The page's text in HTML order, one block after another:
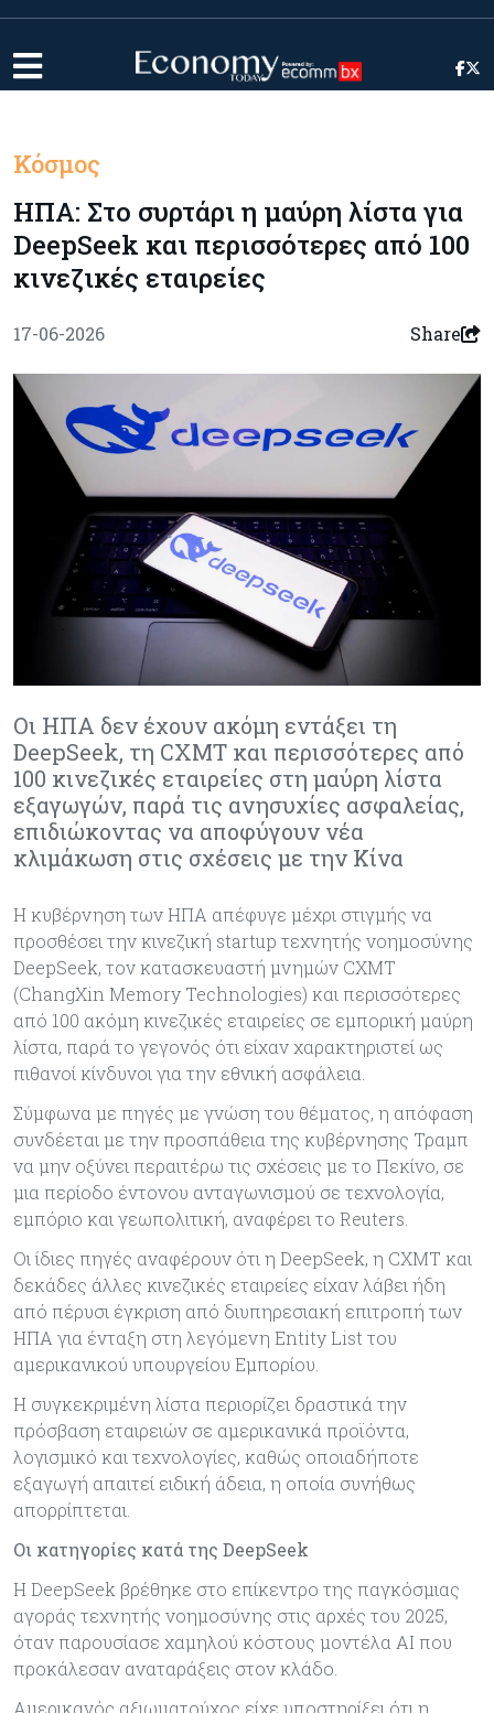
Κόσμος
ΗΠΑ: Στο συρτάρι η μαύρη λίστα για
DeepSeek και περισσότερες από 100
κινεζικές εταιρείες
17-06-2026 Share
Οι ΗΠΑ δεν έχουν ακόμη εντάξει τη
DeepSeek, τη CXMT και περισσότερες από
100 κινεζικές εταιρείες στη μαύρη λίστα
εξαγωγών, παρά τις ανησυχίες ασφαλείας,
επιδιώκοντας να αποφύγουν νέα
κλιμάκωση στις σχέσεις με την Κίνα
Η κυβέρνηση των ΗΠΑ απέφυγε μέχρι στιγμής να
προσθέσει την κινεζική startup τεχνητής νοημοσύνης
DeepSeek, τον κατασκευαστή μνημών CXMT
(ChangXin Memory Technologies) και περισσότερες
από 100 ακόμη κινεζικές εταιρείες σε εμπορική μαύρη
λίστα, παρά το γεγονός ότι είχαν χαρακτηριστεί ως
πιθανοί κίνδυνοι για την εθνική ασφάλεια.
Σύμφωνα με πηγές με γνώση του θέματος, η απόφαση
συνδέεται με την προσπάθεια της κυβέρνησης Τραμπ
να μην οξύνει περαιτέρω τις σχέσεις με το Πεκίνο, σε
μια περίοδο έντονου ανταγωνισμού σε τεχνολογία,
εμπόριο και γεωπολιτική, αναφέρει το Reuters.
Οι ίδιες πηγές αναφέρουν ότι η DeepSeek, η CXMT και
δεκάδες άλλες κινεζικές εταιρείες είχαν λάβει ήδη
από πέρυσι έγκριση από διυπηρεσιακή επιτροπή των
ΗΠΑ για ένταξη στη λεγόμενη Entity List του
αμερικανικού υπουργείου Εμπορίου.
Η συγκεκριμένη λίστα περιορίζει δραστικά την
πρόσβαση εταιρειών σε αμερικανικά προϊόντα,
λογισμικό και τεχνολογίες, καθώς οποιαδήποτε
εξαγωγή απαιτεί ειδική άδεια, η οποία συνήθως
απορρίπτεται.
Οι κατηγορίες κατά της DeepSeek
Η DeepSeek βρέθηκε στο επίκεντρο της παγκόσμιας
αγοράς τεχνητής νοημοσύνης στις αρχές του 2025,
όταν παρουσίασε χαμηλού κόστους μοντέλα AI που
προκάλεσαν αναταράξεις στον κλάδο.
Αμερικανός αξιωματούχος είχε υποστηρίξει ότι η